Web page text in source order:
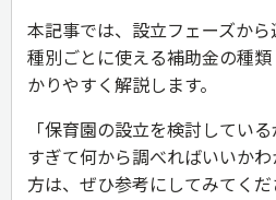
本記事では、設立フェーズか
種別ごとに使える補助金の種
かりやすく解説します。
「保育園の設立を検討してい
すぎて何から調べればいいか
方は、ぜひ参考にしてみてくだ